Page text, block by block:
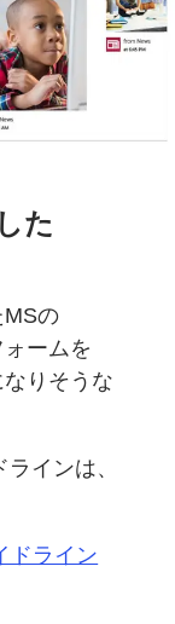
た
MSの
ームを
なりそうな
インは、
ドライン